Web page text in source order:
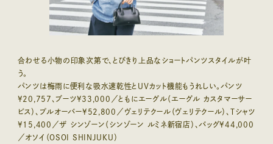
合わせる小物の印象次第で、とびきり上品なショートパンツスタイルが叶
う。
パンツは梅雨に便利な吸水速乾性とUVカット機能もうれしい。パンツ
¥20,757、ブーツ¥33,000／ともにエーグル（エーグル カスタマーサー
ビス）、プルオーバー¥52,800／ヴェリテクール（ヴェリテクール）、Tシャツ
¥15,400／ザ シンゾーン（シンゾーン ルミネ新宿店）、バッグ¥44,000
／オソイ（OSOI SHINJUKU）